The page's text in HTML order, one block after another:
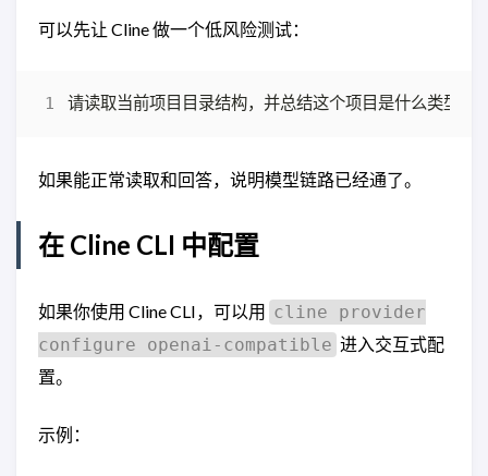
可以先让 Cline 做一个低风险测试：
如果能正常读取和回答，说明模型链路已经通了。
在 Cline CLI 中配置
如果你使用 Cline CLI，可以用 cline provider
configure openai-compatible 进入交互式配
置。
示例：